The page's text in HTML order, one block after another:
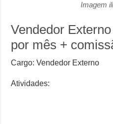
Imagem
Vendedor
por mês +
Cargo: Vendedor Externo
Atividades: